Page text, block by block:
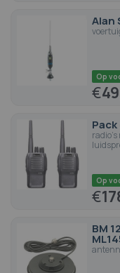
Alan
Op
€
Pack
radio's
Op
€
BM